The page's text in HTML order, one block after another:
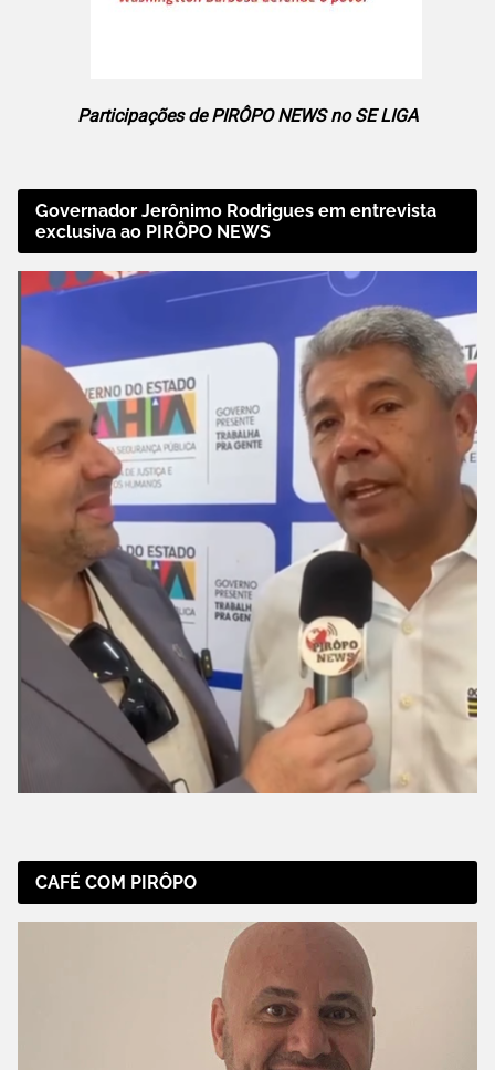
Participações de PIRÔPO NEWS no SE LIGA
Governador Jerônimo Rodrigues em entrevista
exclusiva ao PIRÔPO NEWS
CAFÉ COM PIRÔPO